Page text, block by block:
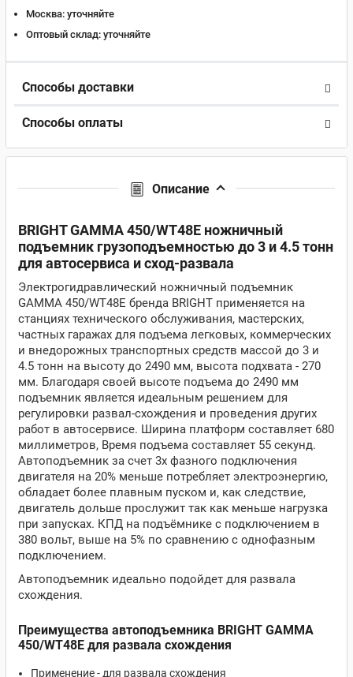
Москва: уточняйте
Оптовый склад: уточняйте
Способы доставки
Способы оплаты
Описание
BRIGHT GAMMA 450/WT48E ножничный
подъемник грузоподъемностью до 3 и 4.5 тонн
для автосервиса и сход-развала
Электрогидравлический ножничный подъемник
GAMMA 450/WT48E бренда BRIGHT применяется на
станциях технического обслуживания, мастерских,
частных гаражах для подъема легковых, коммерческих
и внедорожных транспортных средств массой до 3 и
4.5 тонн на высоту до 2490 мм, высота подхвата - 270
мм. Благодаря своей высоте подъема до 2490 мм
подъемник является идеальным решением для
регулировки развал-схождения и проведения других
работ в автосервисе. Ширина платформ составляет 680
миллиметров, Время подъема составляет 55 секунд.
Автоподъемник за счет 3х фазного подключения
двигателя на 20% меньше потребляет электроэнергию,
обладает более плавным пуском и, как следствие,
двигатель дольше прослужит так как меньше нагрузка
при запусках. КПД на подъёмнике с подключением в
380 вольт, выше на 5% по сравнению с однофазным
подключением.
Автоподъемник идеально подойдет для развала
схождения.
Преимущества автоподъемника BRIGHT GAMMA
450/WT48E для развала схождения
Применение - для развала схождения